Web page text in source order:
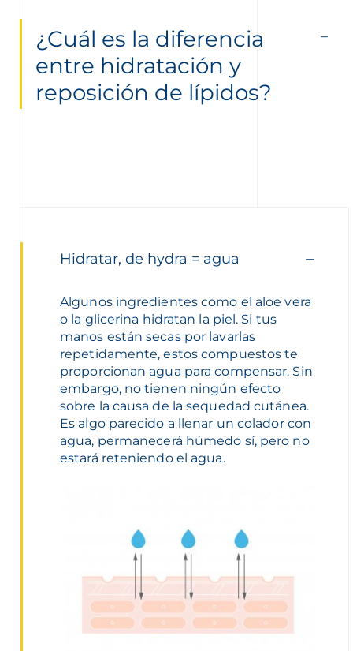
¿Cuál es la diferencia
entre hidratación y
reposición de lípidos?
Hidratar, de hydra = agua
Algunos ingredientes como el aloe vera
o la glicerina hidratan la piel. Si tus
manos están secas por lavarlas
repetidamente, estos compuestos te
proporcionan agua para compensar. Sin
embargo, no tienen ningún efecto
sobre la causa de la sequedad cutánea.
Es algo parecido a llenar un colador con
agua, permanecerá húmedo sí, pero no
estará reteniendo el agua.